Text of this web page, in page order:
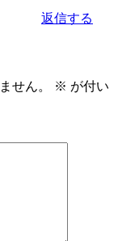
返信する
せん。 ※ が付い